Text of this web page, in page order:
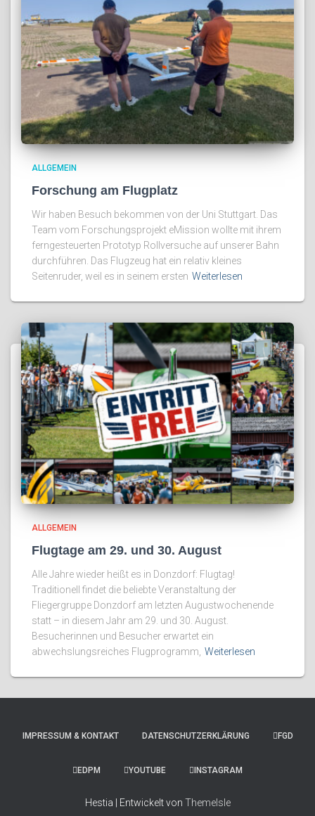
ALLGEMEIN
Forschung am Flugplatz
Wir haben Besuch bekommen von der Uni Stuttgart. Das
Team vom Forschungsprojekt eMission wollte mit ihrem
ferngesteuerten Prototyp Rollversuche auf unserer Bahn
durchführen. Das Flugzeug hat ein relativ kleines
Seitenruder, weil es in seinem ersten Weiterlesen
ALLGEMEIN
Flugtage am 29. und 30. August
Alle Jahre wieder heißt es in Donzdorf: Flugtag!
Traditionell findet die beliebte Veranstaltung der
Fliegergruppe Donzdorf am letzten Augustwochenende
statt – in diesem Jahr am 29. und 30. August.
Besucherinnen und Besucher erwartet ein
abwechslungsreiches Flugprogramm, Weiterlesen
IMPRESSUM & KONTAKT DATENSCHUTZERKLÄRUNG FGD
EDPM YOUTUBE INSTAGRAM
Hestia | Entwickelt von ThemeIsle